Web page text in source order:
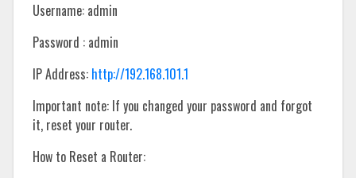
Username: admin
Password : admin
IP Address: http://192.168.101.1
Important note: If you changed your password and forgot
it, reset your router.
How to Reset a Router: